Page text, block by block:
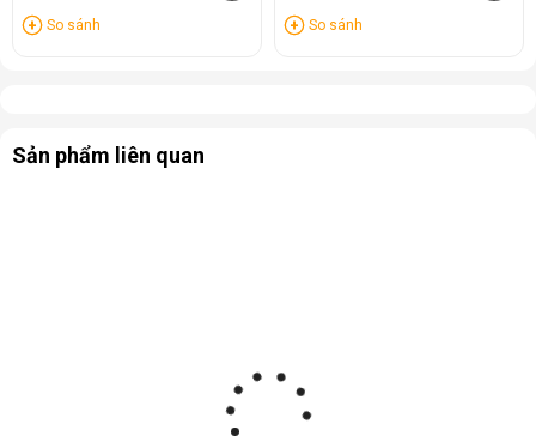
So sánh So sánh
Sản phẩm liên quan